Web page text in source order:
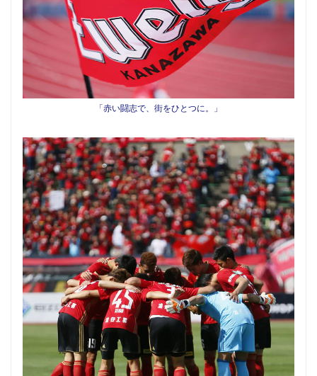
「赤い闘志で、街をひとつに。」